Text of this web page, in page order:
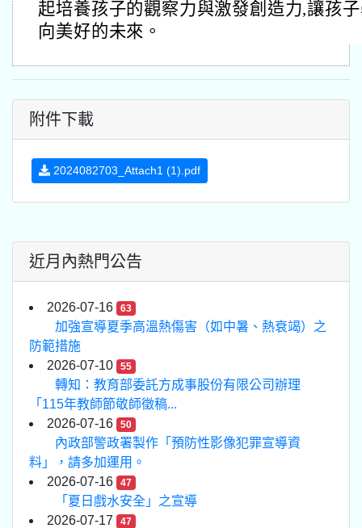
起培養孩子的觀察力與激發創造力,讓孩
向美好的未來。
附件下載
2024082703_Attach1 (1).pdf
近月內熱門公告
2026-07-16 63
加強宣導夏季高溫熱傷害（如中暑、熱衰竭）之
防範措施
2026-07-10
55
轉知：教育部委託方成事股份有限公司辦理
「115年教師節敬師徵稿...
2026-07-16
50
內政部警政署製作「預防性影像犯罪宣導資
料」，請多加運用。
2026-07-16
47
「夏日戲水安全」之宣導
2026-07-17
47